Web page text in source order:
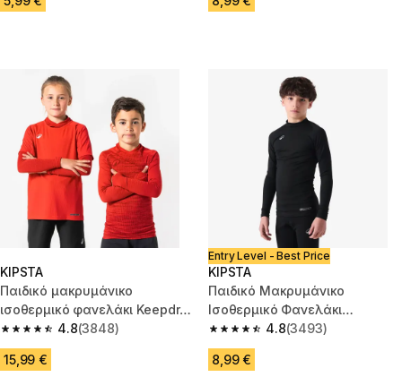
KIPSTA
Παιδικό μακρυμάνικο
ισοθερμικό φανελάκι Keepdry
500 - Κόκκινο
4.8
4.8 out of 5 stars from 3848 reviews
(3848)
15,99 €
Entry Level - Best Price
KIPSTA
Παιδικό Μακρυμάνικο
Ισοθερμικό Φανελάκι
Ποδοσφαίρου Keepcomfort
100 - Μαύρο
4.8
4.8 out of 5 stars from 3493
(3493)
8,99 €